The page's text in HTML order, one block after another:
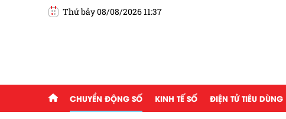
Thứ bảy 08/08/2026 11:37
CHUYỂN ĐỘNG SỐ KINH TẾ SỐ ĐIỆN TỬ TIÊU DÙNG